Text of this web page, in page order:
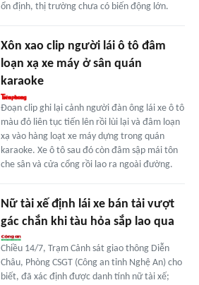
ổn định, thị trường chưa có biến động lớn.
Xôn xao clip người lái ô tô đâm
loạn xạ xe máy ở sân quán
karaoke
Đoạn clip ghi lại cảnh người đàn ông lái xe ô tô
màu đỏ liên tục tiến lên rồi lùi lại và đâm loạn
xạ vào hàng loạt xe máy dựng trong quán
karaoke. Xe ô tô sau đó còn đâm sập mái tôn
che sân và cửa cổng rồi lao ra ngoài đường.
Nữ tài xế định lái xe bán tải vượt
gác chắn khi tàu hỏa sắp lao qua
Chiều 14/7, Trạm Cảnh sát giao thông Diễn
Châu, Phòng CSGT (Công an tỉnh Nghệ An) cho
biết, đã xác định được danh tính nữ tài xế;